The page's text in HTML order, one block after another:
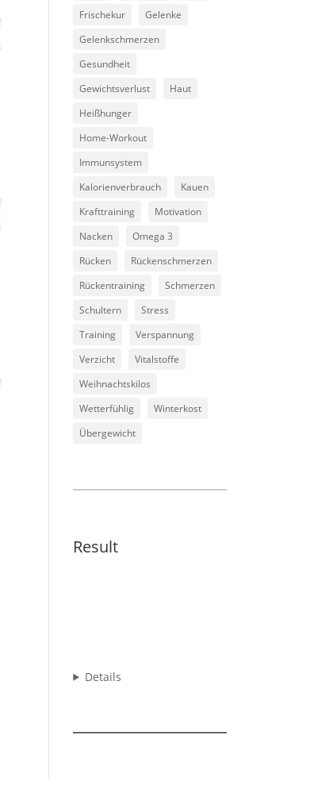
Frischekur
Gelenke
Gelenkschmerzen
Gesundheit
Gewichtsverlust
Haut
Heißhunger
Home-Workout
Immunsystem
Kalorienverbrauch
Kauen
Krafttraining
Motivation
Nacken
Omega 3
Rücken
Rückenschmerzen
Rückentraining
Schmerzen
Schultern
Stress
Training
Verspannung
Verzicht
Vitalstoffe
Weihnachtskilos
Wetterfühlig
Winterkost
Übergewicht
Result
Details